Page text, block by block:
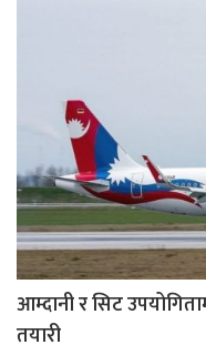
आम्दानी र सिट
तयारी